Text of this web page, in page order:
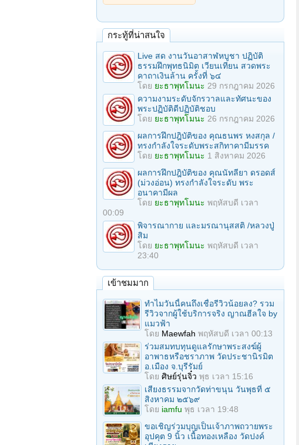
กระทู้ที่น่าสนใจ
Live สด งานวันอาสาฬหบูชา ปฏิบัติ
ธรรมฝึกพุทธนิมิต เวียนเทียน สวดพระ
คาถาเงินล้าน ครั้งที่ ๖๔
โดย ยะธาพุทโมนะ 29 กรกฎาคม 2026
ความงามระดับจักรวาลและทัศนะของ
พระปฏิบัติดีปฏิบัติชอบ
โดย ยะธาพุทโมนะ 26 กรกฎาคม 2026
ผลการฝึกปฎิบัติของ คุณธนพร หงสกุล /
ทรงกำลังใจระดับพระสกิทาคามีมรรค
โดย ยะธาพุทโมนะ 1 สิงหาคม 2026
ผลการฝึกปฎิบัติของ คุณนัทลียา ดรอดส์
(ม่วงอ่อน) ทรงกำลังใจระดับ พระ
อนาคามีผล
โดย ยะธาพุทโมนะ พฤหัสบดี เวลา
00:09
พิจารณากาย และมรณานุสสติ /หลวงปู่
สิม
โดย ยะธาพุทโมนะ พฤหัสบดี เวลา
23:40
เข้าชมมาก
ทำไมวันนี้คนถึงเชื่อรีวิวน้อยลง? รวม
รีวิวจากผู้ใช้บริการจริง ญาณฮีลใจ by
แมวฟ้า
โดย Maewfah พฤหัสบดี เวลา 00:13
ร่วมสมทบทุนดูแลรักษาพระสงฆ์ผู้
อาพาธหรือชราภาพ วัดประชานิรมิต
อ.เมือง จ.บุรีรัมย์
โดย ศิษย์รุ่นจิ๋ว พุธ เวลา 15:16
เสียงธรรมจากวัดท่าขนุน วันพุธที่ ๕
สิงหาคม ๒๕๖๙
โดย iamfu พุธ เวลา 19:48
ขอเชิญร่วมบุญเป็นเจ้าภาพถวายพระ
อุปคุต 9 นิ้ว เนื้อทองเหลือง วัดปงค์